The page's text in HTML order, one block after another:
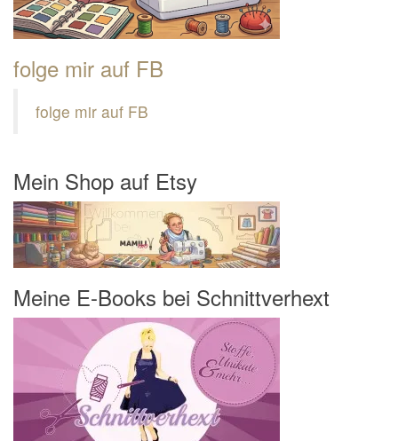
folge mir auf FB
folge mir auf FB
Mein Shop auf Etsy
Meine E-Books bei Schnittverhext